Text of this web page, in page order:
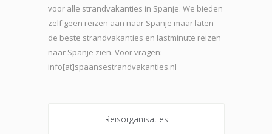
voor alle strandvakanties in Spanje. We bieden
zelf geen reizen aan naar Spanje maar laten
de beste strandvakanties en lastminute reizen
naar Spanje zien. Voor vragen:
info[at]spaansestrandvakanties.nl
Reisorganisaties